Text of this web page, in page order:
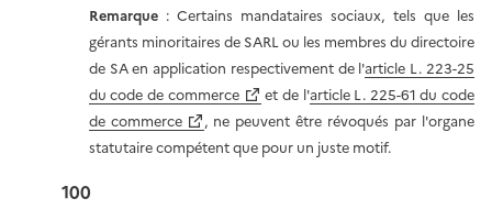
Remarque : Certains mandataires sociaux, tels que les
gérants minoritaires de SARL ou les membres du directoire
de SA en application respectivement de l'article L. 223-25
du code de commerce
et de l'article L. 225-61 du code
de commerce
, ne peuvent être révoqués par l'organe
statutaire compétent que pour un juste motif.
100